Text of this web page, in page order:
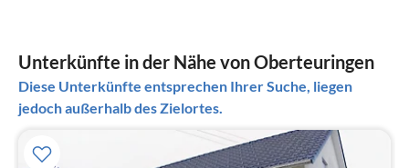
Unterkünfte in der Nähe von Oberteuringen
Diese Unterkünfte entsprechen Ihrer Suche, liegen
jedoch außerhalb des Zielortes.